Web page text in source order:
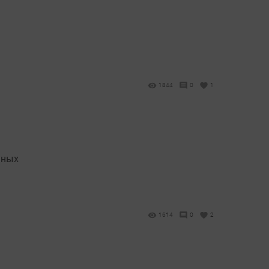
1844 0 1
1614 0 2